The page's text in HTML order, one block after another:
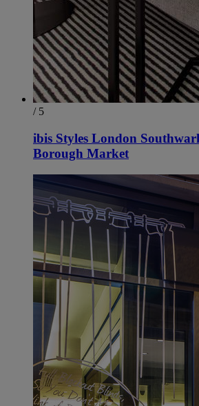
/ 5
ibis Styles London
Borough Market